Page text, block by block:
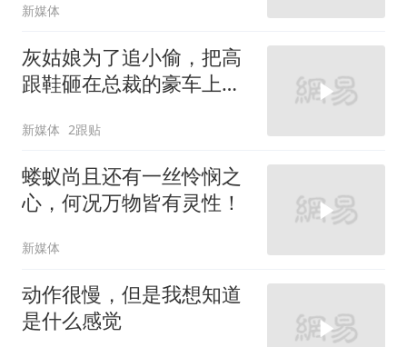
新媒体
灰姑娘为了追小偷，把高
跟鞋砸在总裁的豪车上，
新媒体 2跟贴
蝼蚁尚且还有一丝怜悯之
心，何况万物皆有灵性！
新媒体
动作很慢，但是我想知道
是什么感觉